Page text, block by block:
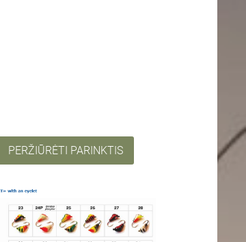
PERŽIŪRĖTI PARINKTIS